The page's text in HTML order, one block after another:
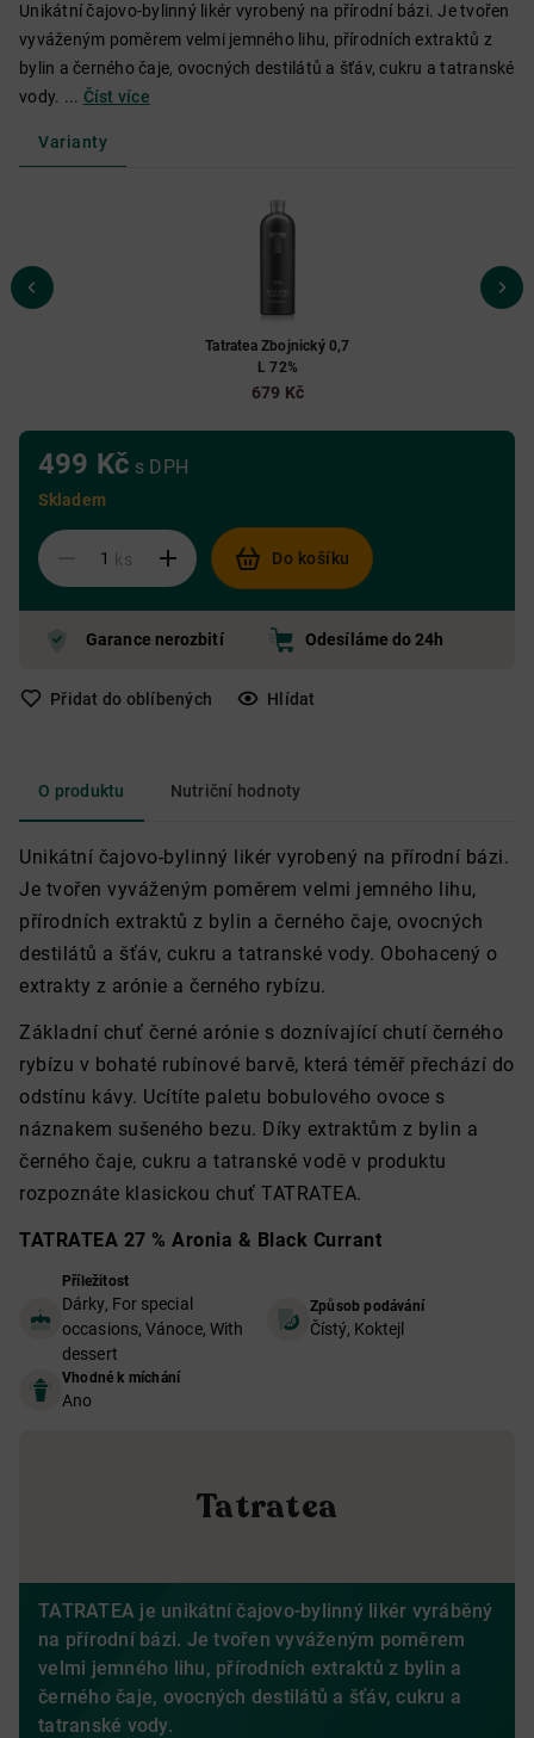
Unikátní čajovo-bylinný likér vyrobený na přírodní bázi. Je tvořen
vyváženým poměrem velmi jemného lihu, přírodních extraktů z
bylin a černého čaje, ovocných destilátů a šťáv, cukru a tatranské
vody. ... Číst více
Varianty
Tatratea Zbojnický 0,7
L 72%
679 Kč
499 Kč s DPH
Skladem
ks Do košíku
Garance nerozbití Odesíláme do 24h
Přidat do oblíbených Hlídat
O produktu Nutriční hodnoty
Unikátní čajovo-bylinný likér vyrobený na přírodní bázi.
Je tvořen vyváženým poměrem velmi jemného lihu,
přírodních extraktů z bylin a černého čaje, ovocných
destilátů a šťáv, cukru a tatranské vody. Obohacený o
extrakty z arónie a černého rybízu.
Základní chuť černé arónie s doznívající chutí černého
rybízu v bohaté rubínové barvě, která téměř přechází do
odstínu kávy. Ucítíte paletu bobulového ovoce s
náznakem sušeného bezu. Díky extraktům z bylin a
černého čaje, cukru a tatranské vodě v produktu
rozpoznáte klasickou chuť TATRATEA.
TATRATEA 27 % Aronia & Black Currant
Příležitost
Dárky, For special
occasions, Vánoce, With
dessert
Způsob podávání
Čístý, Koktejl
Vhodné k míchání
Ano
Tatratea
TATRATEA je unikátní čajovo-bylinný likér vyráběný
na přírodní bázi. Je tvořen vyváženým poměrem
velmi jemného lihu, přírodních extraktů z bylin a
černého čaje, ovocných destilátů a šťáv, cukru a
tatranské vody.